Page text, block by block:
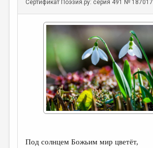
ЛИТСАЛОН
ПРАВИЛА САЙТА
ОТДЕЛЫ И РУБРИКИ
ИЗБРАННОЕ
ДАЙДЖЕСТ
ПЕРЕВОДЫ
Сертификат Поэзия.ру: серия 491 № 187017
Под солнцем Божьим мир цветёт,